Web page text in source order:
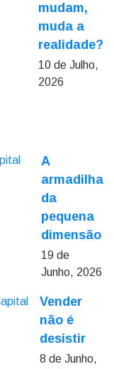
mudam,
muda a
realidade?
10 de Julho,
2026
A
armadilha
da
pequena
dimensão
19 de
Junho, 2026
Vender
não é
desistir
8 de Junho,